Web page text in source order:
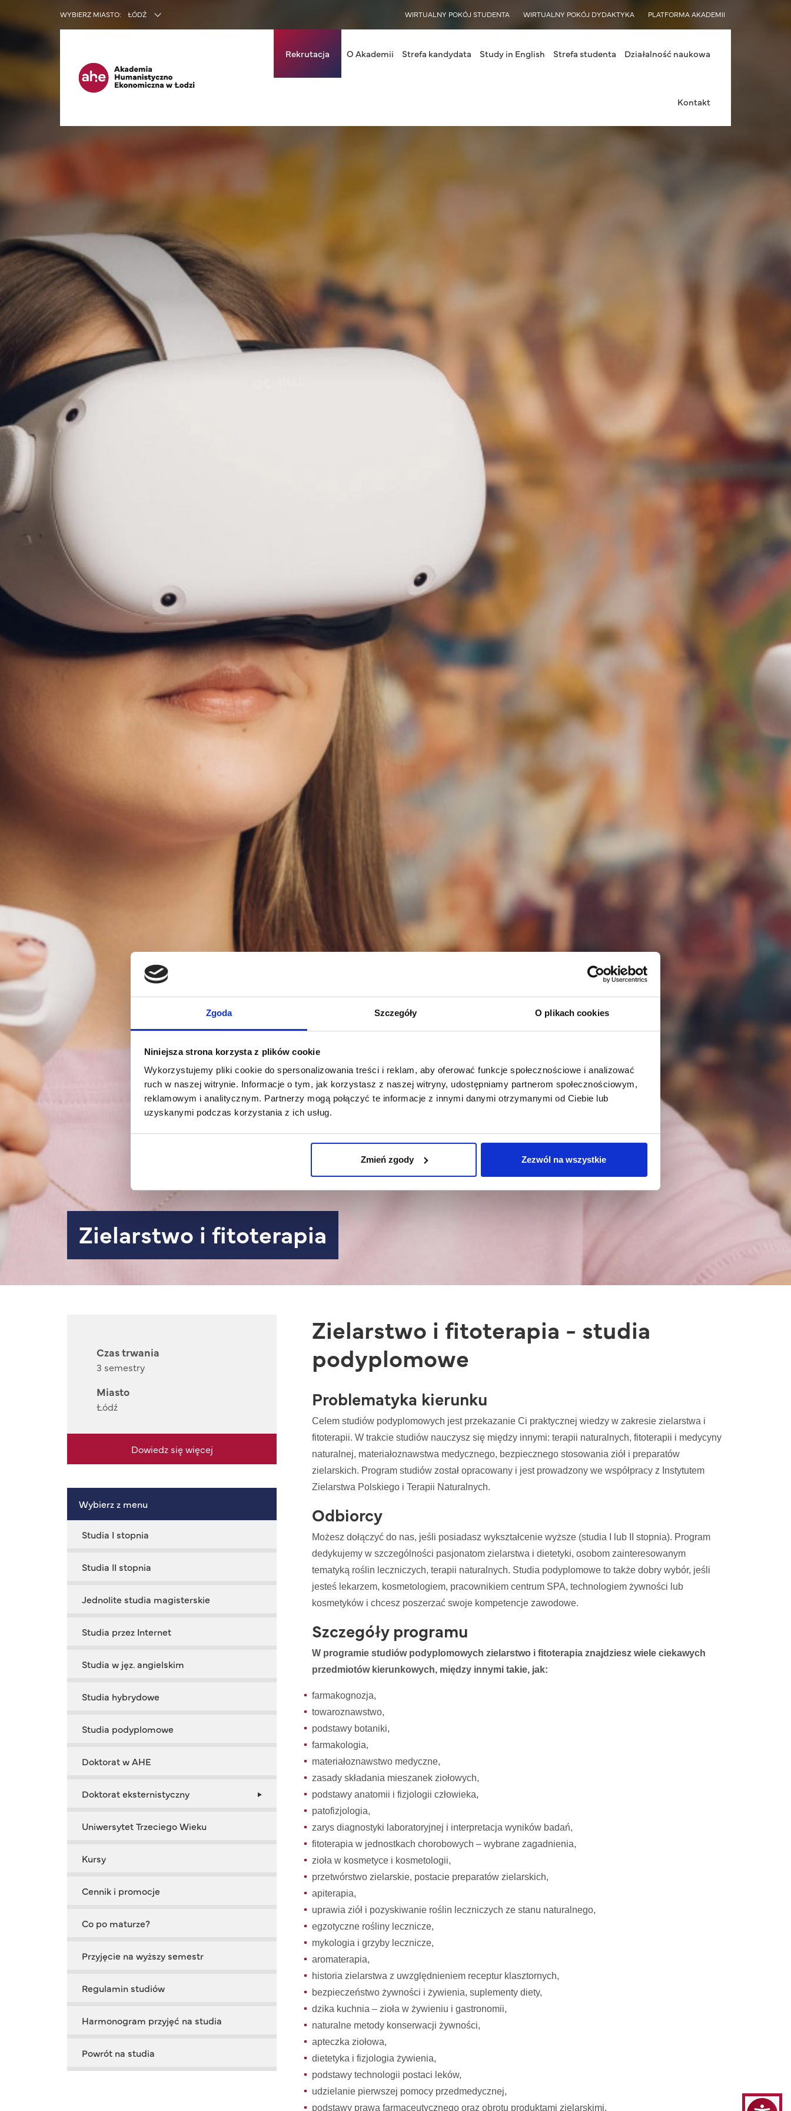
Zgoda Szczegóły O plikach cookies
Niniejsza strona korzysta z plików cookie
Wykorzystujemy pliki cookie do spersonalizowania treści i reklam, aby oferować funkcje społecznościowe i analizować
ruch w naszej witrynie. Informacje o tym, jak korzystasz z naszej witryny, udostępniamy partnerom społecznościowym,
reklamowym i analitycznym. Partnerzy mogą połączyć te informacje z innymi danymi otrzymanymi od Ciebie lub
uzyskanymi podczas korzystania z ich usług.
Zmień zgody Zezwól na wszystkie
WYBIERZ MIASTO: ŁÓDŹ WIRTUALNY POKÓJ STUDENTA WIRTUALNY POKÓJ DYDAKTYKA PLATFORMA AKADEMII
Rekrutacja O Akademii Strefa kandydata Study in English Strefa studenta Działalność naukowa
Kontakt
Zielarstwo i fitoterapia
Czas trwania
3 semestry
Miasto
Łódź
Dowiedz się więcej
Wybierz z menu
Studia I stopnia
Studia II stopnia
Jednolite studia magisterskie
Studia przez Internet
Studia w jęz. angielskim
Studia hybrydowe
Studia podyplomowe
Doktorat w AHE
Doktorat eksternistyczny
Uniwersytet Trzeciego Wieku
Kursy
Cennik i promocje
Co po maturze?
Przyjęcie na wyższy semestr
Regulamin studiów
Harmonogram przyjęć na studia
Powrót na studia
Zielarstwo i fitoterapia - studia
podyplomowe
Problematyka kierunku
Celem studiów podyplomowych jest przekazanie Ci praktycznej wiedzy w zakresie zielarstwa i
fitoterapii. W trakcie studiów nauczysz się między innymi: terapii naturalnych, fitoterapii i medycyny
naturalnej, materiałoznawstwa medycznego, bezpiecznego stosowania ziół i preparatów
zielarskich. Program studiów został opracowany i jest prowadzony we współpracy z Instytutem
Zielarstwa Polskiego i Terapii Naturalnych.
Odbiorcy
Możesz dołączyć do nas, jeśli posiadasz wykształcenie wyższe (studia I lub II stopnia). Program
dedykujemy w szczególności pasjonatom zielarstwa i dietetyki, osobom zainteresowanym
tematyką roślin leczniczych, terapii naturalnych. Studia podyplomowe to także dobry wybór, jeśli
jesteś lekarzem, kosmetologiem, pracownikiem centrum SPA, technologiem żywności lub
kosmetyków i chcesz poszerzać swoje kompetencje zawodowe.
Szczegóły programu
W programie studiów podyplomowych zielarstwo i fitoterapia znajdziesz wiele ciekawych
przedmiotów kierunkowych, między innymi takie, jak:
farmakognozja,
towaroznawstwo,
podstawy botaniki,
farmakologia,
materiałoznawstwo medyczne,
zasady składania mieszanek ziołowych,
podstawy anatomii i fizjologii człowieka,
patofizjologia,
zarys diagnostyki laboratoryjnej i interpretacja wyników badań,
fitoterapia w jednostkach chorobowych – wybrane zagadnienia,
zioła w kosmetyce i kosmetologii,
przetwórstwo zielarskie, postacie preparatów zielarskich,
apiterapia,
uprawia ziół i pozyskiwanie roślin leczniczych ze stanu naturalnego,
egzotyczne rośliny lecznicze,
mykologia i grzyby lecznicze,
aromaterapia,
historia zielarstwa z uwzględnieniem receptur klasztornych,
bezpieczeństwo żywności i żywienia, suplementy diety,
dzika kuchnia – zioła w żywieniu i gastronomii,
naturalne metody konserwacji żywności,
apteczka ziołowa,
dietetyka i fizjologia żywienia,
podstawy technologii postaci leków,
udzielanie pierwszej pomocy przedmedycznej,
podstawy prawa farmaceutycznego oraz obrotu produktami zielarskimi,